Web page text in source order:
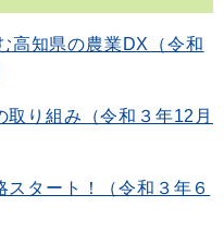
高知県の農業DX（令和
り組み（令和３年12月
タート！（令和３年６